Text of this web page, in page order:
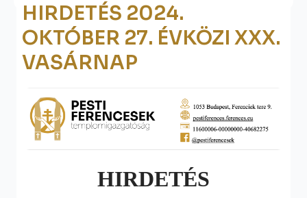
HIRDETÉS 2024.
OKTÓBER 27. ÉVKÖZI XXX.
VASÁRNAP
HIRDETÉS